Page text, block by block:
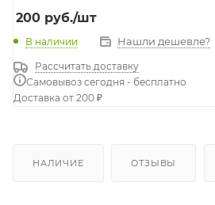
200 руб./шт
В наличии Нашли дешевле?
Рассчитать доставку
Самовывоз сегодня - бесплатно
Доставка от 200 ₽
НАЛИЧИЕ ОТЗЫВЫ